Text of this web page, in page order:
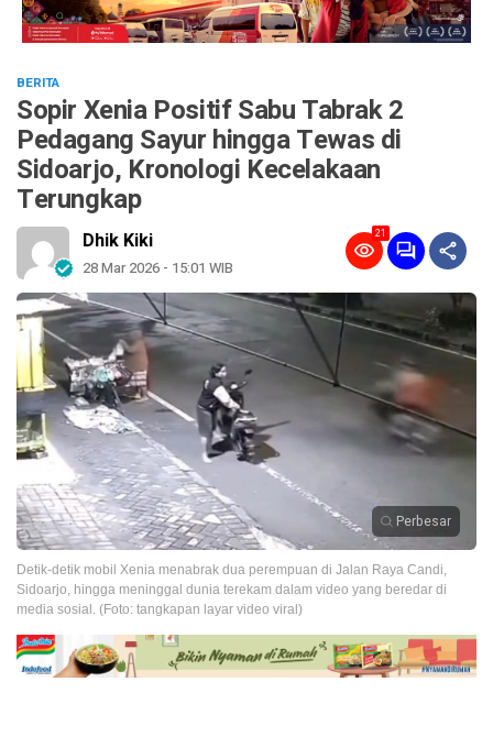
BERITA
Sopir Xenia Positif Sabu Tabrak 2
Pedagang Sayur hingga Tewas di
Sidoarjo, Kronologi Kecelakaan
Terungkap
Dhik Kiki
28 Mar 2026 - 15:01 WIB
21
Perbesar
Detik-detik mobil Xenia menabrak dua perempuan di Jalan Raya Candi,
Sidoarjo, hingga meninggal dunia terekam dalam video yang beredar di
media sosial. (Foto: tangkapan layar video viral)